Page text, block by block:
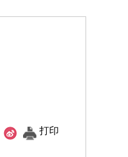
打印